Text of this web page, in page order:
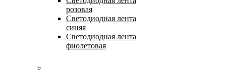
розовая
Светодиодная лента
синяя
Светодиодная лента
фиолетовая